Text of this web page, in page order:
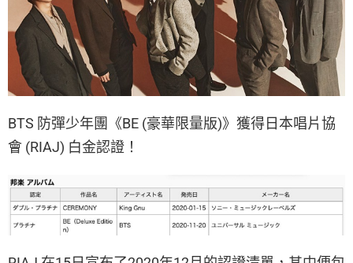
BTS 防彈少年團《BE (豪華限量版)》獲得日本唱片協
會 (RIAJ) 白金認證！